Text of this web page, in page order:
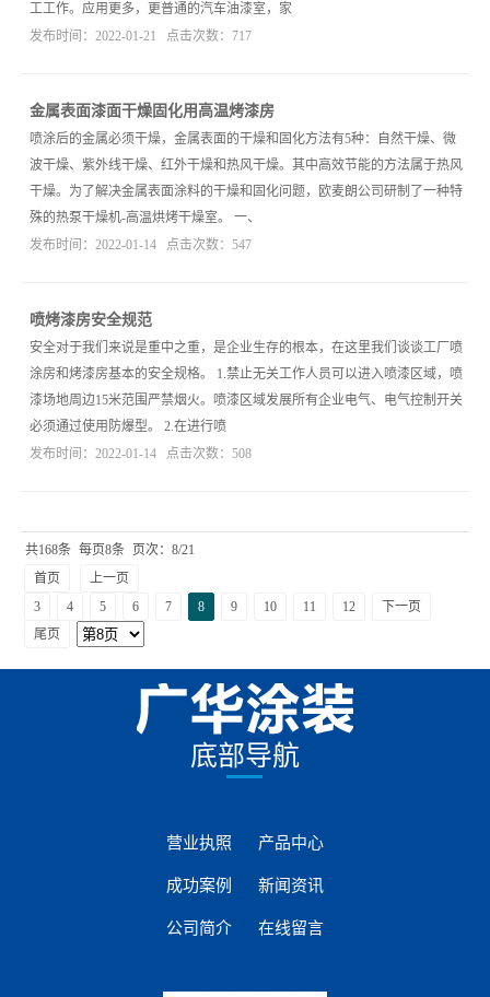
工工作。应用更多，更普通的汽车油漆室，家
发布时间：2022-01-21 点击次数：717
金属表面漆面干燥固化用高温烤漆房
喷涂后的金属必须干燥，金属表面的干燥和固化方法有5种：自然干燥、微
波干燥、紫外线干燥、红外干燥和热风干燥。其中高效节能的方法属于热风
干燥。为了解决金属表面涂料的干燥和固化问题，欧麦朗公司研制了一种特
殊的热泵干燥机-高温烘烤干燥室。 一、
发布时间：2022-01-14 点击次数：547
喷烤漆房安全规范
安全对于我们来说是重中之重，是企业生存的根本，在这里我们谈谈工厂喷
涂房和烤漆房基本的安全规格。 1.禁止无关工作人员可以进入喷漆区域，喷
漆场地周边15米范围严禁烟火。喷漆区域发展所有企业电气、电气控制开关
必须通过使用防爆型。 2.在进行喷
发布时间：2022-01-14 点击次数：508
共168条 每页8条
页次：8/21
首页
上一页
3
4 5 6 7 8 9 10 11 12
下一页
尾页
底部导航
营业执照 产品中心
成功案例 新闻资讯
公司简介 在线留言